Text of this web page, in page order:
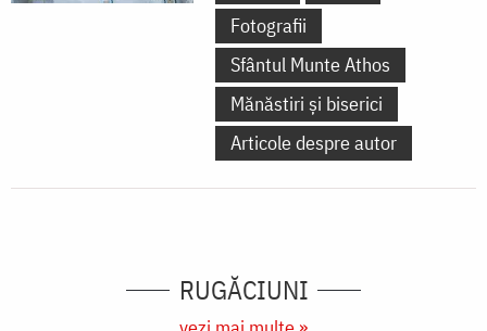
Fotografii
Sfântul Munte Athos
Mănăstiri și biserici
Articole despre autor
RUGĂCIUNI